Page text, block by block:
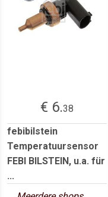
€ 6.38
febibilstein
Temperatuursensor
FEBI BILSTEIN, u.a. für
...